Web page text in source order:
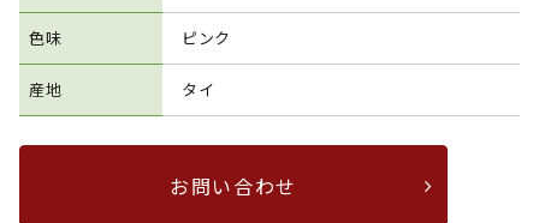
色味 ピンク
産地 タイ
お問い合わせ